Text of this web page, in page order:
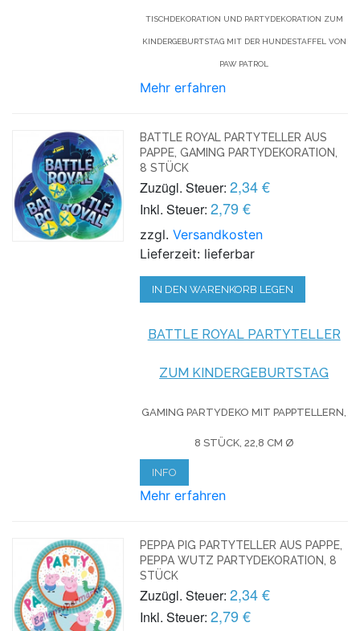
TISCHDEKORATION UND PARTYDEKORATION ZUM
KINDERGEBURTSTAG MIT DER HUNDESTAFFEL VON
PAW PATROL
Mehr erfahren
BATTLE ROYAL PARTYTELLER AUS
PAPPE, GAMING PARTYDEKORATION,
8 STÜCK
Zuzügl. Steuer: 2,34 €
Inkl. Steuer: 2,79 €
zzgl.Versandkosten
Lieferzeit: lieferbar
IN DEN WARENKORB LEGEN
BATTLE ROYAL PARTYTELLER
ZUM KINDERGEBURTSTAG
GAMING PARTYDEKO MIT PAPPTELLERN,
8 STÜCK, 22,8 CM Ø
INFO
Mehr erfahren
PEPPA PIG PARTYTELLER AUS PAPPE,
PEPPA WUTZ PARTYDEKORATION, 8
STÜCK
Zuzügl. Steuer: 2,34 €
Inkl. Steuer: 2,79 €